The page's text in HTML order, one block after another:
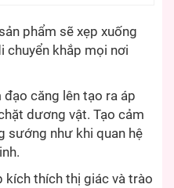
phẩm sẽ xẹp xuống
chuyển khắp mọi nơi
căng lên tạo ra áp
dương vật. Tạo cảm
sướng như khi quan hệ
kích thích thị giác và trào